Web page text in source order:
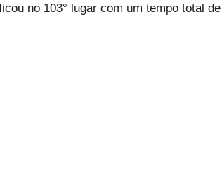
no 103° lugar com um tempo total de